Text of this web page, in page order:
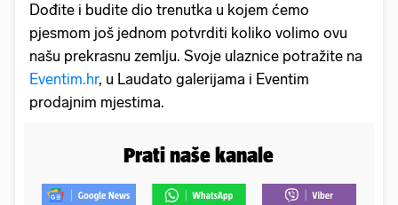
Dođite i budite dio trenutka u kojem ćemo
pjesmom još jednom potvrditi koliko volimo ovu
našu prekrasnu zemlju. Svoje ulaznice potražite na
Eventim.hr, u Laudato galerijama i Eventim
prodajnim mjestima.
Prati naše kanale